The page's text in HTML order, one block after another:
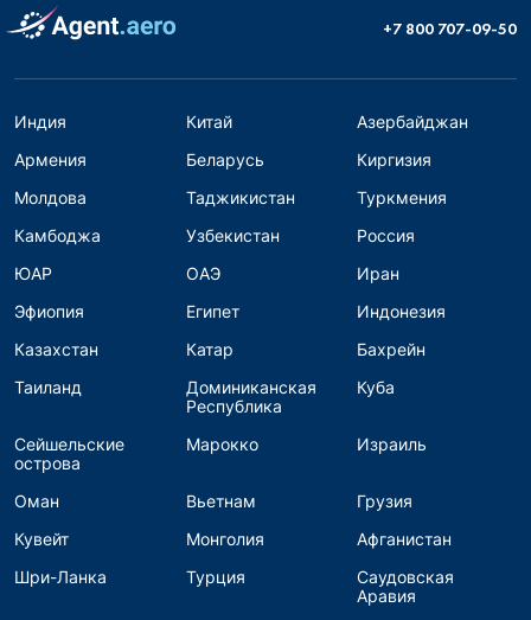
+7 800 707-09-50
Индия Китай
Азербайджан
Армения
Беларусь
Киргизия
Молдова
Таджикистан
Туркмения
Камбоджа
Узбекистан
Россия
ЮАР
ОАЭ
Иран
Эфиопия
Египет
Индонезия
Казахстан
Катар
Бахрейн
Таиланд
Доминиканская
Республика
Куба
Сейшельские
острова
Марокко Израиль
Оман Вьетнам
Грузия
Кувейт
Монголия
Афганистан
Шри-Ланка
Турция
Саудовская
Аравия